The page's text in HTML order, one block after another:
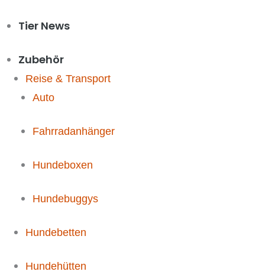
Tier News
Zubehör
Reise & Transport
Auto
Fahrradanhänger
Hundeboxen
Hundebuggys
Hundebetten
Hundehütten